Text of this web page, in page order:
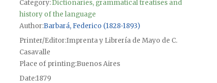
Category:Dictionaries, grammatical treatises and
history of the language
Author Barbará, Federico (1828-1893)
Printer/Editor Imprenta y Librería de Mayo de C.
Casavalle
Place of printingBuenos Aires
Date1879